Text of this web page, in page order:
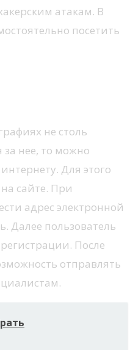
атакам. В
посетить
не столь
за нее, то можно
Для этого
на сайте. При
адрес электронной
Далее пользователь
После
отправлять